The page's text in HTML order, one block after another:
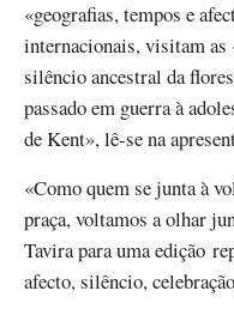
«geografias, tempos e
internacionais, visitam as
silêncio ancestral da
passado em guerra à
de Kent», lê-se na
«Como quem se junta à
praça, voltamos a olhar
Tavira para uma edição
afecto, silêncio,